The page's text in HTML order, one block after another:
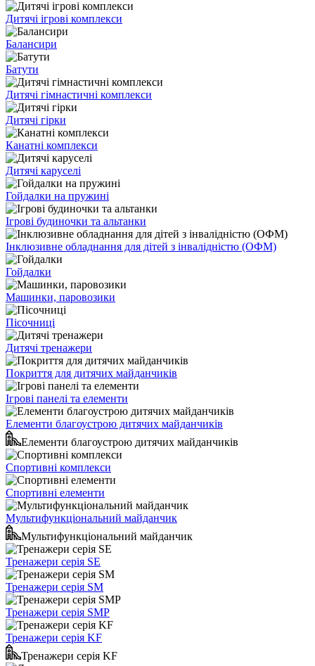
Дитячі ігрові комплекси
Балансири
Батути
Дитячі гімнастичні комплекси
Дитячі гірки
Канатні комплекси
Дитячі каруселі
Гойдалки на пружині
Ігрові будиночки та альтанки
Інклюзивне обладнання для дітей з інвалідністю (ОФМ)
Гойдалки
Машинки, паровозики
Пісочниці
Дитячі тренажери
Покриття для дитячих майданчиків
Ігрові панелі та елементи
Елементи благоустрою дитячих майданчиків
Елементи благоустрою дитячих майданчиків
Спортивні комплекси
Спортивні елементи
Мультифункціональний майданчик
Мультифункціональний майданчик
Тренажери серія SE
Тренажери серія SM
Тренажери серія SMP
Тренажери серія KF
Тренажери серія KF